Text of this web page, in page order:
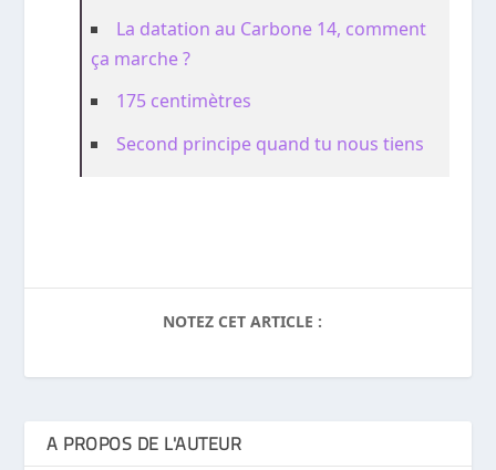
La datation au Carbone 14, comment
ça marche ?
175 centimètres
Second principe quand tu nous tiens
NOTEZ CET ARTICLE :
A PROPOS DE L'AUTEUR